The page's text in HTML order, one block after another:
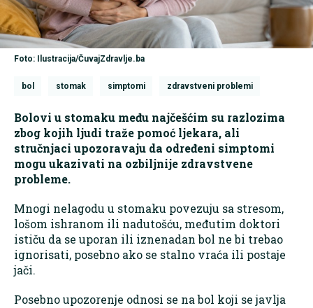
Foto: Ilustracija/ČuvajZdravlje.ba
bol stomak simptomi zdravstveni problemi
Bolovi u stomaku među najčešćim su razlozima
zbog kojih ljudi traže pomoć ljekara, ali
stručnjaci upozoravaju da određeni simptomi
mogu ukazivati na ozbiljnije zdravstvene
probleme.
Mnogi nelagodu u stomaku povezuju sa stresom,
lošom ishranom ili nadutošću, međutim doktori
ističu da se uporan ili iznenadan bol ne bi trebao
ignorisati, posebno ako se stalno vraća ili postaje
jači.
Posebno upozorenje odnosi se na bol koji se javlja